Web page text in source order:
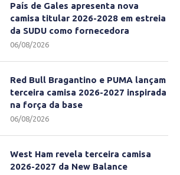
País de Gales apresenta nova
camisa titular 2026-2028 em estreia
da SUDU como fornecedora
06/08/2026
Red Bull Bragantino e PUMA lançam
terceira camisa 2026-2027 inspirada
na força da base
06/08/2026
West Ham revela terceira camisa
2026-2027 da New Balance